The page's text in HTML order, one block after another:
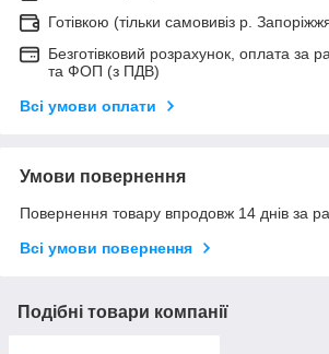
Готівкою (тільки самовивіз р.
Безготівковий розрахунок, оплата за
та ФОП (з ПДВ)
Всі умови оплати
Умови повернення
Повернення товару впродовж 14 днів за
Всі умови повернення
Подібні товари компанії